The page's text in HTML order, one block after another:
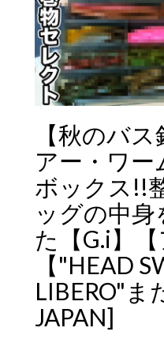
【秋のバ
アー・ワ
ボックス!!
ッグの中
た【G.i】【
【"HEAD
LIBERO"ま
JAPAN]